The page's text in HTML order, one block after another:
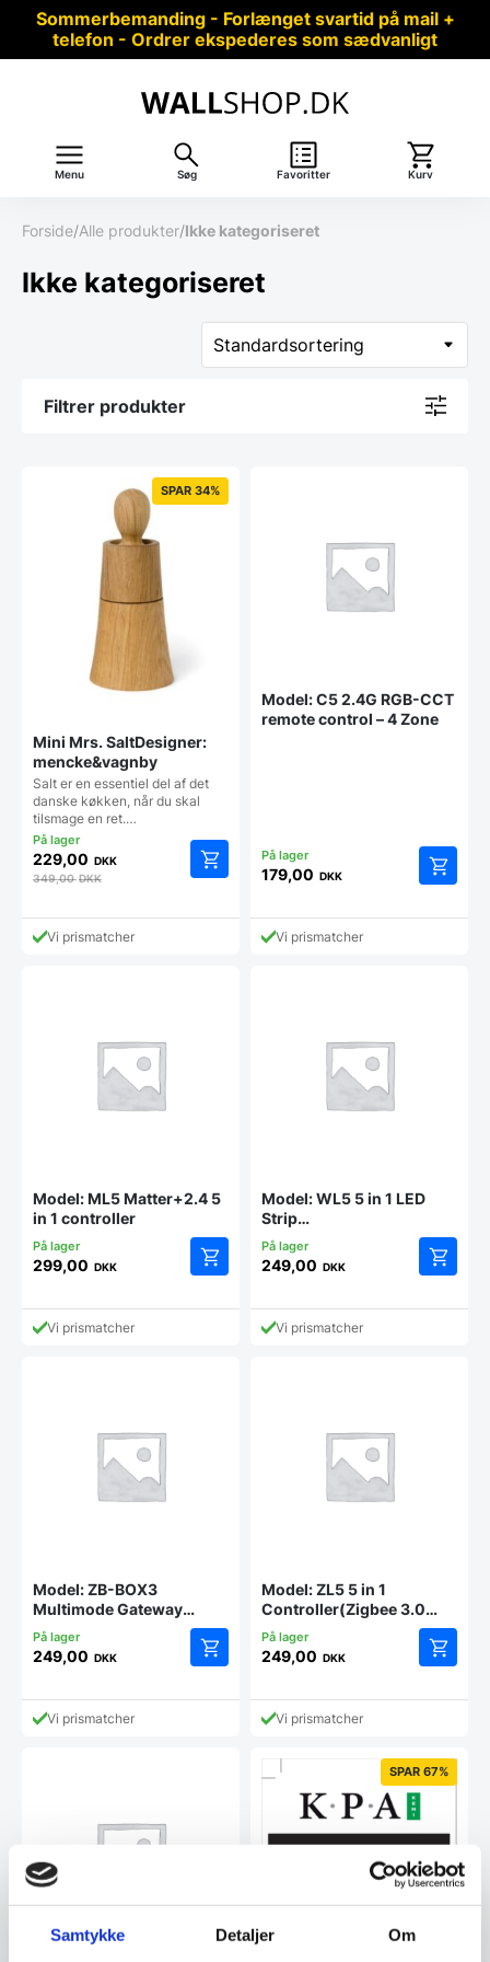
Samtykke Detaljer Om
Sommerbemanding - Forlænget svartid på mail +
telefon - Ordrer ekspederes som sædvanligt
Menu Søg Favoritter Kurv
Forside/Alle produkter/Ikke kategoriseret
Ikke kategoriseret
Filtrer produkter
SPAR 34%
Mini Mrs. SaltDesigner:
mencke&vagnby
Salt er en essentiel del af det
danske køkken, når du skal
tilsmage en ret.…
229,00 DKK
349,00DKK
Vi prismatcher
Model: C5 2.4G RGB-CCT
remote control – 4 Zone
179,00 DKK
Vi prismatcher
Model: ML5 Matter+2.4 5
in 1 controller
299,00 DKK
Vi prismatcher
Model: WL5 5 in 1 LED
Strip
Controller(WiFi+2.4G)
249,00 DKK
Vi prismatcher
Model: ZB-BOX3
Multimode Gateway
(Zigbee 3.0 + Bluetooth
mesh)
249,00 DKK
Vi prismatcher
Model: ZL5 5 in 1
Controller(Zigbee 3.0
+2.4G)
249,00 DKK
Vi prismatcher
SPAR 67%